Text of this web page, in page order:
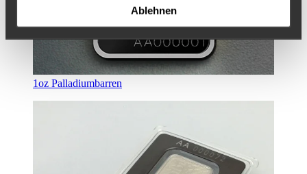
Ablehnen
1oz Palladiumbarren